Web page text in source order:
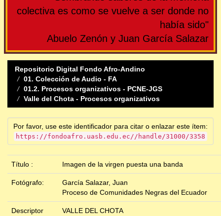
colectiva es como se vuelve a ser donde no
había sido"
Abuelo Zenón y Juan García Salazar
Repositorio Digital Fondo Afro-Andino
01. Colección de Audio - FA
01.2. Procesos organizativos - PCNE-JGS
Valle del Chota - Procesos organizativos
Por favor, use este identificador para citar o enlazar este ítem:
https://fondoafro.uasb.edu.ec//handle/31000/3358
Título : Imagen de la virgen puesta una banda
Fotógrafo:
García Salazar, Juan
Proceso de Comunidades Negras del Ecuador
Descriptor
VALLE DEL CHOTA